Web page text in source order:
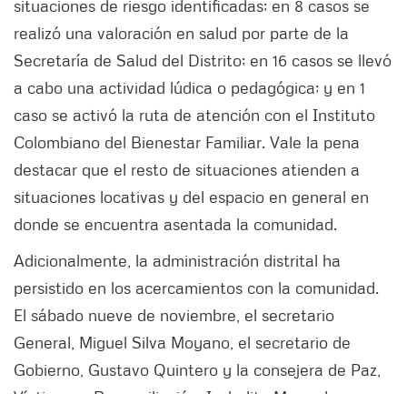
situaciones de riesgo identificadas; en 8 casos se
realizó una valoración en salud por parte de la
Secretaría de Salud del Distrito; en 16 casos se llevó
a cabo una actividad lúdica o pedagógica; y en 1
caso se activó la ruta de atención con el Instituto
Colombiano del Bienestar Familiar. Vale la pena
destacar que el resto de situaciones atienden a
situaciones locativas y del espacio en general en
donde se encuentra asentada la comunidad.
Adicionalmente, la administración distrital ha
persistido en los acercamientos con la comunidad.
El sábado nueve de noviembre, el secretario
General, Miguel Silva Moyano, el secretario de
Gobierno, Gustavo Quintero y la consejera de Paz,